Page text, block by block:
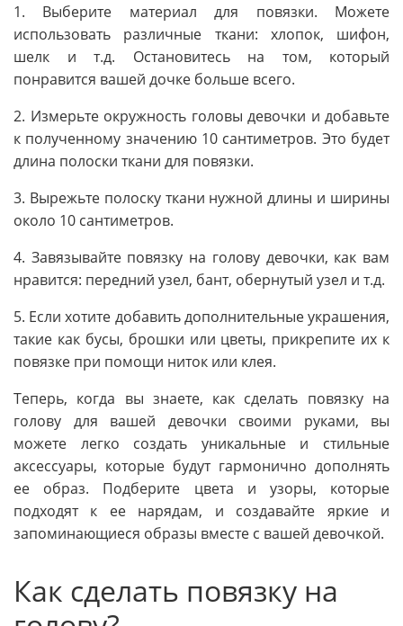
1. Выберите материал для повязки. Можете
использовать различные ткани: хлопок, шифон,
шелк и т.д. Остановитесь на том, который
понравится вашей дочке больше всего.
2. Измерьте окружность головы девочки и добавьте
к полученному значению 10 сантиметров. Это будет
длина полоски ткани для повязки.
3. Вырежьте полоску ткани нужной длины и ширины
около 10 сантиметров.
4. Завязывайте повязку на голову девочки, как вам
нравится: передний узел, бант, обернутый узел и т.д.
5. Если хотите добавить дополнительные украшения,
такие как бусы, брошки или цветы, прикрепите их к
повязке при помощи ниток или клея.
Теперь, когда вы знаете, как сделать повязку на
голову для вашей девочки своими руками, вы
можете легко создать уникальные и стильные
аксессуары, которые будут гармонично дополнять
ее образ. Подберите цвета и узоры, которые
подходят к ее нарядам, и создавайте яркие и
запоминающиеся образы вместе с вашей девочкой.
Как сделать повязку на